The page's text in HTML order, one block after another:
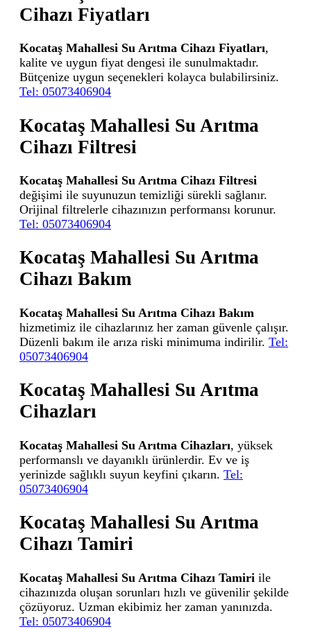
Cihazı Fiyatları
Kocataş Mahallesi Su Arıtma Cihazı Fiyatları,
kalite ve uygun fiyat dengesi ile sunulmaktadır.
Bütçenize uygun seçenekleri kolayca bulabilirsiniz.
Tel: 05073406904
Kocataş Mahallesi Su Arıtma
Cihazı Filtresi
Kocataş Mahallesi Su Arıtma Cihazı Filtresi
değişimi ile suyunuzun temizliği sürekli sağlanır.
Orijinal filtrelerle cihazınızın performansı korunur.
Tel: 05073406904
Kocataş Mahallesi Su Arıtma
Cihazı Bakım
Kocataş Mahallesi Su Arıtma Cihazı Bakım
hizmetimiz ile cihazlarınız her zaman güvenle çalışır.
Düzenli bakım ile arıza riski minimuma indirilir. Tel:
05073406904
Kocataş Mahallesi Su Arıtma
Cihazları
Kocataş Mahallesi Su Arıtma Cihazları, yüksek
performanslı ve dayanıklı ürünlerdir. Ev ve iş
yerinizde sağlıklı suyun keyfini çıkarın. Tel:
05073406904
Kocataş Mahallesi Su Arıtma
Cihazı Tamiri
Kocataş Mahallesi Su Arıtma Cihazı Tamiri ile
cihazınızda oluşan sorunları hızlı ve güvenilir şekilde
çözüyoruz. Uzman ekibimiz her zaman yanınızda.
Tel: 05073406904